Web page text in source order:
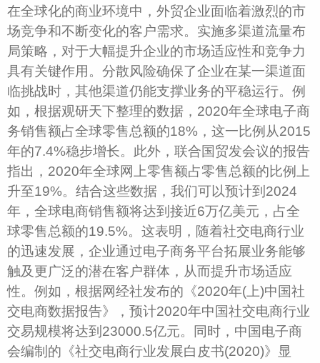
在全球化的商业环境中，外贸企业面临着激烈的市
场竞争和不断变化的客户需求。实施多渠道流量布
局策略，对于大幅提升企业的市场适应性和竞争力
具有关键作用。分散风险确保了企业在某一渠道面
临挑战时，其他渠道仍能支撑业务的平稳运行。例
如，根据观研天下整理的数据，2020年全球电子商
务销售额占全球零售总额的18%，这一比例从2015
年的7.4%稳步增长。此外，联合国贸发会议的报告
指出，2020年全球网上零售额占零售总额的比例上
升至19%。结合这些数据，我们可以预计到2024
年，全球电商销售额将达到接近6万亿美元，占全
球零售总额的19.5%。这表明，随着社交电商行业
的迅速发展，企业通过电子商务平台拓展业务能够
触及更广泛的潜在客户群体，从而提升市场适应
性。例如，根据网经社发布的《2020年(上)中国社
交电商数据报告》，预计2020年中国社交电商行业
交易规模将达到23000.5亿元。同时，中国电子商
会编制的《社交电商行业发展白皮书(2020)》显